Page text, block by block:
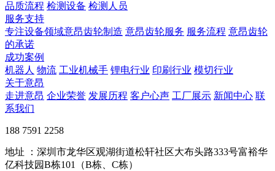
品质流程 检测设备 检测人员
服务支持
专注设备领域意昂齿轮制造 意昂齿轮服务 服务流程 意昂齿轮
的承诺
成功案例
机器人 物流 工业机械手 锂电行业 印刷行业 模切行业
关于意昂
走进意昂 企业荣誉 发展历程 客户心声 工厂展示 新闻中心 联
系我们
188 7591 2258
地址 ：深圳市龙华区观湖街道松轩社区大布头路333号富裕华
亿科技园B栋101（B栋、C栋）